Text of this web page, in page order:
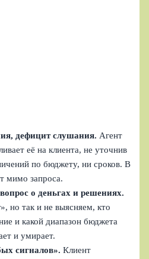
дефицит слушания. Агент
её на клиента, не уточнив
по бюджету, ни сроков. В
мимо запроса.
о деньгах и решениях.
но так и не выясняем, кто
и какой диапазон бюджета
и умирает.
сигналов». Клиент